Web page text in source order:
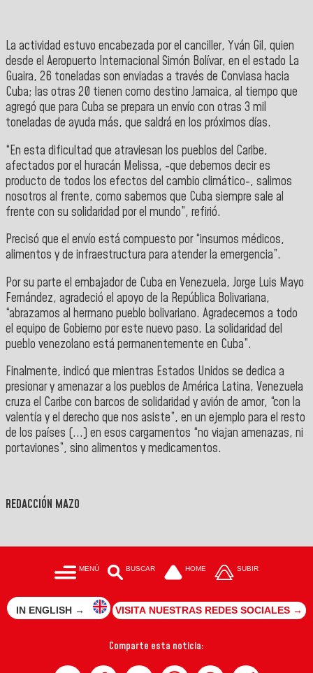
La actividad estuvo encabezada por el canciller, Yván Gil, quien
desde el Aeropuerto Internacional Simón Bolívar, en el estado La
Guaira, 26 toneladas son enviadas a través de Conviasa hacia
Cuba; las otras 20 tienen como destino Jamaica, al tiempo que
agregó que para Cuba se prepara un envío con otras 3 mil
toneladas de ayuda más, que saldrá en los próximos días.
“En esta dificultad que atraviesan los pueblos del Caribe,
afectados por el huracán Melissa, -que debemos decir es
producto de todos los efectos del cambio climático-, salimos
nosotros al frente, como sabemos que Cuba siempre sale al
frente con su solidaridad por el mundo”, refirió.
Precisó que el envío está compuesto por “insumos médicos,
alimentos y de infraestructura para atender la emergencia”.
Por su parte el embajador de Cuba en Venezuela, Jorge Luis Mayo
Fernández, agradeció el apoyo de la República Bolivariana,
“abrazamos al hermano pueblo bolivariano. Agradecemos a todo
el equipo de Gobierno por este nuevo paso. La solidaridad del
pueblo venezolano está permanentemente en Cuba”.
Finalmente, indicó que mientras Estados Unidos se dedica a
presionar y amenazar a los pueblos de América Latina, Venezuela
cruza el Caribe con barcos de solidaridad y avión de amor, “con la
valentía y el derecho que nos asiste”, en un ejemplo para el resto
de los países (...) en esos cargamentos “no viajan amenazas, ni
portaviones”, sino alimentos y medicamentos.
REDACCIÓN MAZO
MENÚ BUSCAR HOME SUBIR
IN ENGLISH → VISITA NUESTRAS REDES SOCIALES →
Comparte esta noticia: